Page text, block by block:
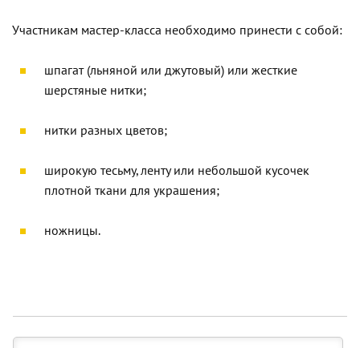
Участникам мастер-класса необходимо принести с собой:
шпагат (льняной или джутовый) или жесткие
шерстяные нитки;
нитки разных цветов;
широкую тесьму, ленту или небольшой кусочек
плотной ткани для украшения;
ножницы.